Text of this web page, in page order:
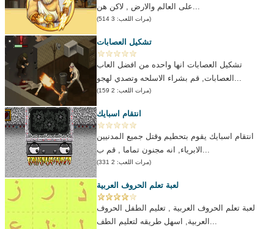
(مرات اللعب: 3 514)
تشكيل العصابات
تشكيل العصابات انها واحده من افضل العاب
(مرات اللعب: 2 159)
انتقام اسبايك
انتقام اسبايك يقوم بتحطيم وقتل جميع المدنيين
(مرات اللعب: 2 331)
لعبة تعلم الحروف العربية
لعبة تعلم الحروف العربية , تعليم الطفل الحروف